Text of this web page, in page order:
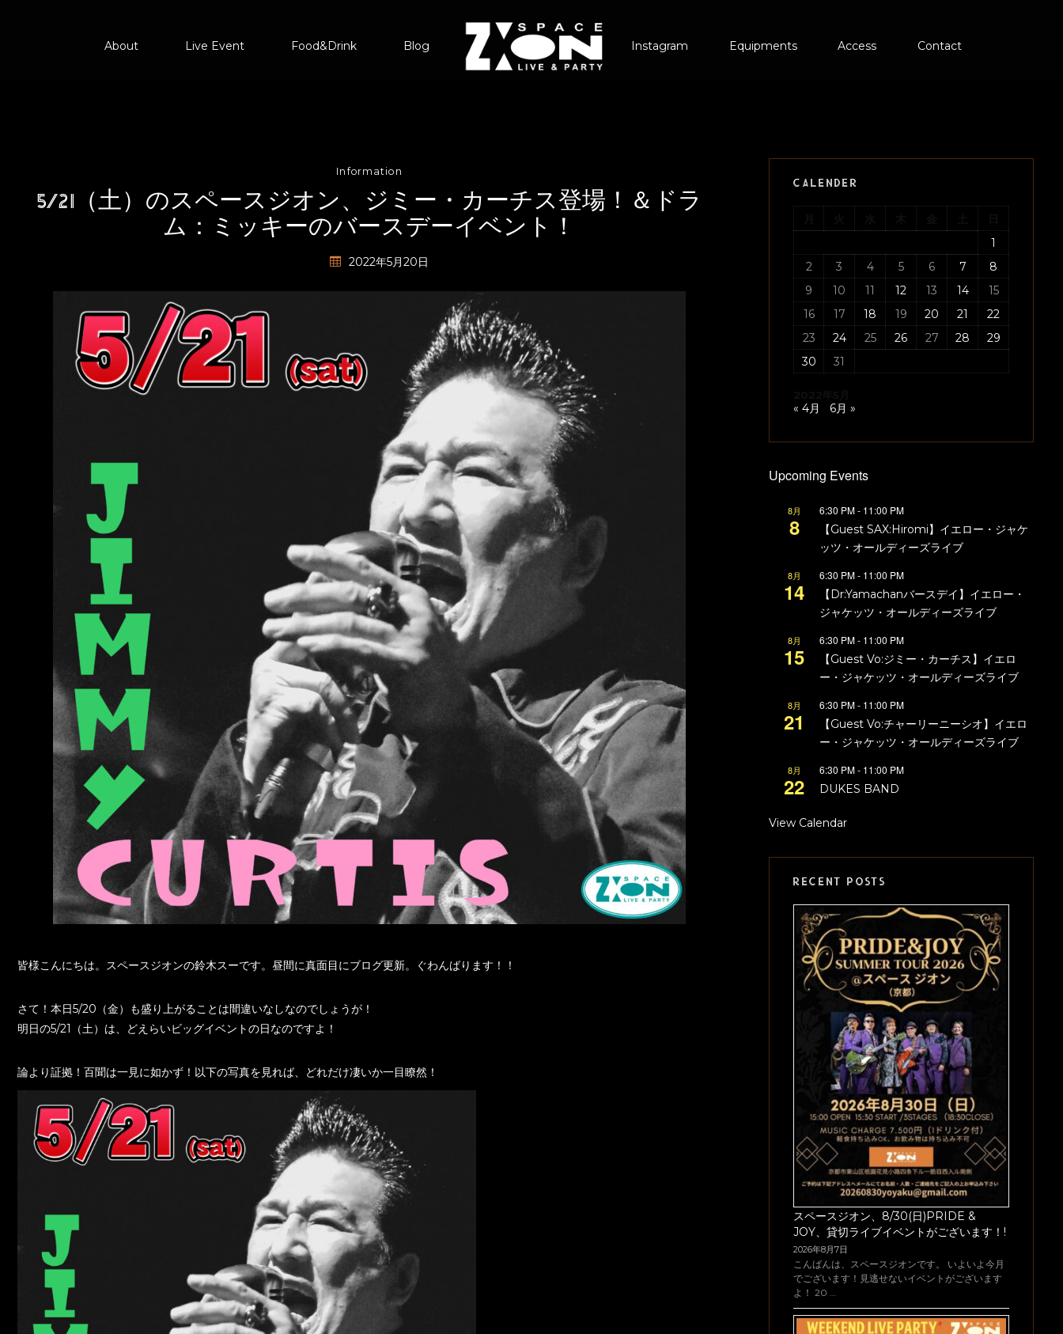
About Live Event Food&Drink Blog Instagram Equipments Access Contact
Information
5/21（土）のスペースジオン、ジミー・カーチス登場！＆ドラ
ム：ミッキーのバースデーイベント！
2022年5月20日
皆様こんにちは。スペースジオンの鈴木スーです。昼間に真面目にブログ更新。ぐわんばります！！
さて！本日5/20（金）も盛り上がることは間違いなしなのでしょうが！
明日の5/21（土）は、どえらいビッグイベントの日なのですよ！
論より証拠！百聞は一見に如かず！以下の写真を見れば、どれだけ凄いか一目瞭然！
CALENDER
1
2
3 4 5 6 7
8
9
10 11 12 13 14
15
16
17 18 19 20 21
22
23
24 25 26 27 28
29
30
31
« 4月 6月 »
Upcoming Events
8月
8
6:30 PM- 11:00 PM
【Guest SAX:Hiromi】イエロー・ジャケ
ッツ・オールディーズライブ
8月
14
6:30 PM- 11:00 PM
【Dr:Yamachanバースデイ】イエロー・
ジャケッツ・オールディーズライブ
8月
15
6:30 PM- 11:00 PM
【Guest Vo:ジミー・カーチス】イエロ
ー・ジャケッツ・オールディーズライブ
8月
21
6:30 PM- 11:00 PM
【Guest Vo:チャーリーニーシオ】イエロ
ー・ジャケッツ・オールディーズライブ
8月
22
6:30 PM- 11:00 PM
DUKES BAND
View Calendar
RECENT POSTS
スペースジオン、8/30(日)PRIDE &
JOY、貸切ライブイベントがございます！!
2026年8月7日
こんばんは、スペースジオンです。 いよいよ今月
でございます！見逃せないイベントがございます
よ！ 20 …